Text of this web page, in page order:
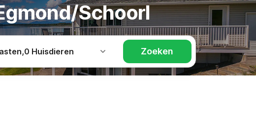
Schoorl
,0 Huisdieren Zoeken